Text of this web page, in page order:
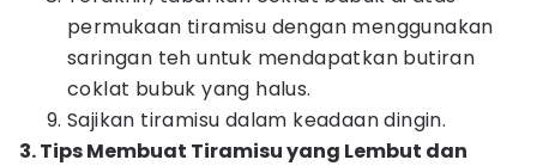
permukaan tiramisu dengan menggunakan
saringan teh untuk mendapatkan butiran
coklat bubuk yang halus.
Sajikan tiramisu dalam keadaan dingin.
3. Tips Membuat Tiramisu yang Lembut dan